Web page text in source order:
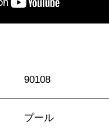
90108
プール